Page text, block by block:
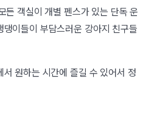
든 객실이 개별 펜스가 있는 단독 운
이들이 부담스러운 강아지 친구들
원하는 시간에 즐길 수 있어서 정